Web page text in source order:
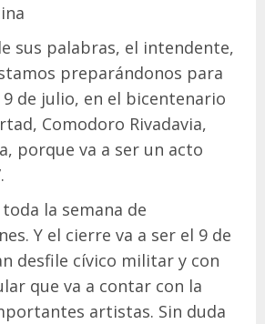
sus palabras, el intendente,
preparándonos para
de julio, en el bicentenario
Comodoro Rivadavia,
porque va a ser un acto
la semana de
Y el cierre va a ser el 9 de
desfile cívico militar y con
que va a contar con la
artistas. Sin duda